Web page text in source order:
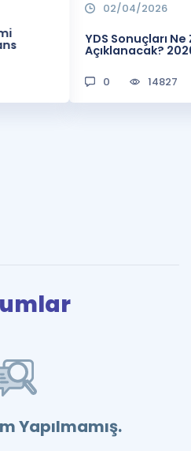
02/04/2026
YDS Sonuçları
Açıklanacak?
0 14827
Yapılmamış.